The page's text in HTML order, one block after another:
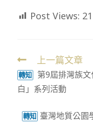
Post Views:
Read
more
articles
上一篇文章
轉知
第9屆排灣族
白」系列活動
轉知 臺灣地質公園